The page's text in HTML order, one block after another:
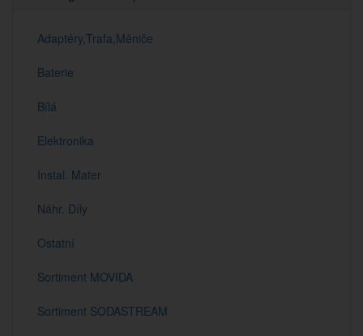
Adaptéry,Trafa,Měniče
Baterie
Bílá
Elektronika
Instal. Mater
Náhr. Díly
Ostatní
Sortiment MOVIDA
Sortiment SODASTREAM